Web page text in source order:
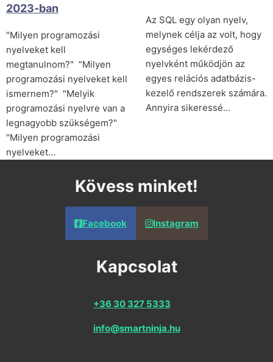
2023-ban
"Milyen programozási
nyelveket kell
megtanulnom?" "Milyen
programozási nyelveket kell
ismernem?" "Melyik
programozási nyelvre van a
legnagyobb szükségem?"
"Milyen programozási
nyelveket…
Az SQL egy olyan nyelv,
melynek célja az volt, hogy
egységes lekérdező
nyelvként működjön az
egyes relációs adatbázis-
kezelő rendszerek számára.
Annyira sikeressé…
Kövess minket!
Facebook Instagram
Kapcsolat
+36 30 327 5333
info@smartninja.hu